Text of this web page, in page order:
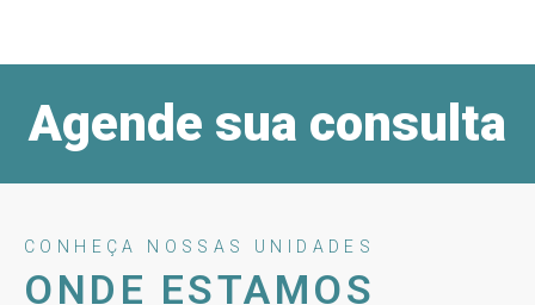
Agende sua consulta
CONHEÇA NOSSAS UNIDADES
ONDE ESTAMOS